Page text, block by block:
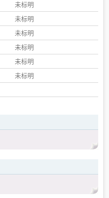
未标明
未标明
未标明
未标明
未标明
未标明